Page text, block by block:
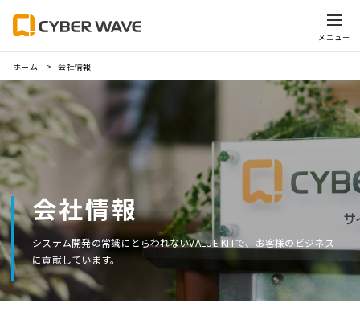
ホーム 会社情報
会社情報
システム開発の常識にとらわれないVALUE KITで、お客様のビジネス
に貢献しています。